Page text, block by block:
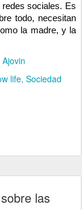
sociales. Es
todo, necesitan
la madre, y la
Ajovin
life Sociedad
las